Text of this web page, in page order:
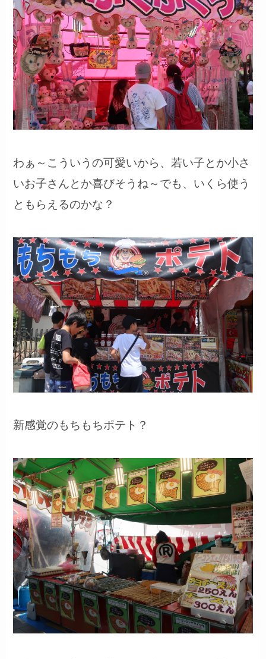
わぁ～こういうの可愛いから、若い子とか小さ
いお子さんとか喜びそうね～でも、いくら使う
ともらえるのかな？
新感覚のもちもちポテト？